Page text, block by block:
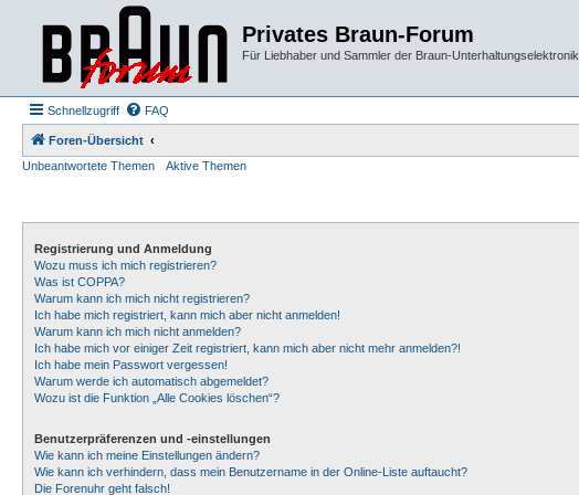
Privates Braun-Forum
Für Liebhaber und Sammler der Braun-Unterhaltungselektronik
Schnellzugriff FAQ
Foren-Übersicht
Unbeantwortete Themen
Aktive Themen
Registrierung und Anmeldung
Wozu muss ich mich registrieren?
Was ist COPPA?
Warum kann ich mich nicht registrieren?
Ich habe mich registriert, kann mich aber nicht anmelden!
Warum kann ich mich nicht anmelden?
Ich habe mich vor einiger Zeit registriert, kann mich aber nicht mehr anmelden?!
Ich habe mein Passwort vergessen!
Warum werde ich automatisch abgemeldet?
Wozu ist die Funktion „Alle Cookies löschen“?
Benutzerpräferenzen und -einstellungen
Wie kann ich meine Einstellungen ändern?
Wie kann ich verhindern, dass mein Benutzername in der Online-Liste auftaucht?
Die Forenuhr geht falsch!